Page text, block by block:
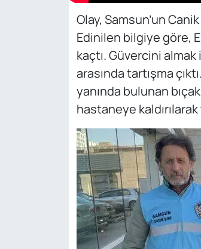
Olay, Samsun’un
Edinilen bilgiye göre,
kaçtı. Güvercini
arasında tartışma
yanında bulunan
hastaneye kaldırılarak